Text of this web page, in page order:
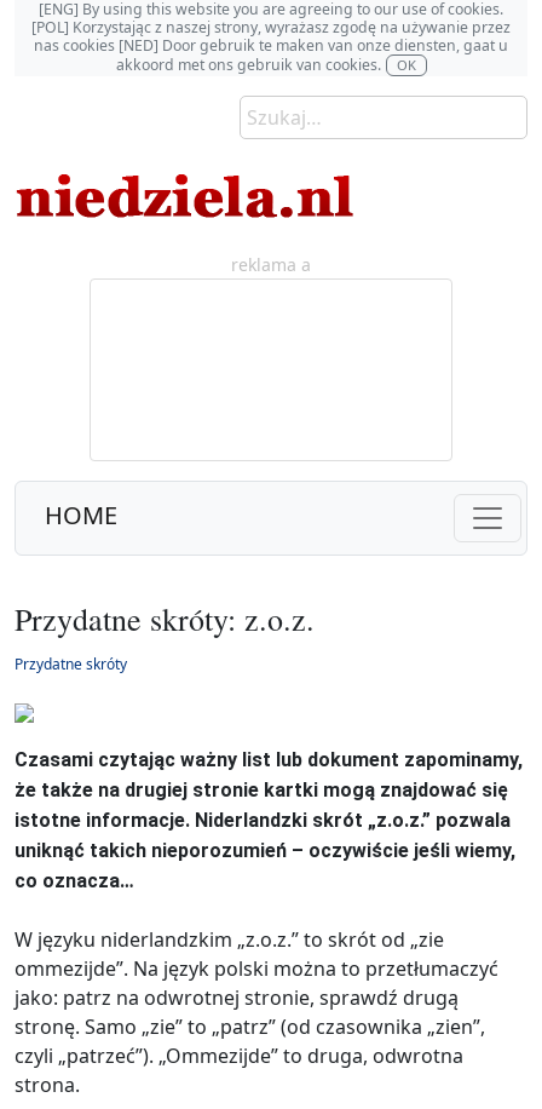
[ENG] By using this website you are agreeing to our use of cookies.
[POL] Korzystając z naszej strony, wyrażasz zgodę na używanie przez
nas cookies [NED] Door gebruik te maken van onze diensten, gaat u
akkoord met ons gebruik van cookies.
OK
reklama a
HOME
Przydatne skróty: z.o.z.
Przydatne skróty
Czasami czytając ważny list lub dokument zapominamy,
że także na drugiej stronie kartki mogą znajdować się
istotne informacje. Niderlandzki skrót „z.o.z.” pozwala
uniknąć takich nieporozumień – oczywiście jeśli wiemy,
co oznacza…
W języku niderlandzkim „z.o.z.” to skrót od „zie
ommezijde”. Na język polski można to przetłumaczyć
jako: patrz na odwrotnej stronie, sprawdź drugą
stronę. Samo „zie” to „patrz” (od czasownika „zien”,
czyli „patrzeć”). „Ommezijde” to druga, odwrotna
strona.